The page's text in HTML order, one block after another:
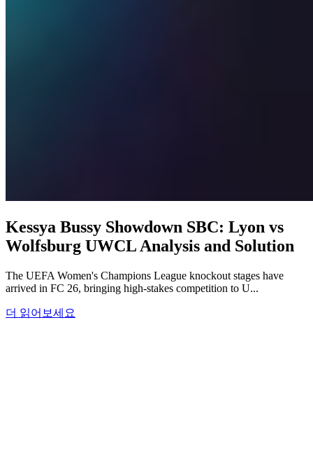
Kessya Bussy Showdown SBC: Lyon vs
Wolfsburg UWCL Analysis and Solution
The UEFA Women's Champions League knockout stages have
arrived in FC 26, bringing high-stakes competition to U...
더 읽어보세요